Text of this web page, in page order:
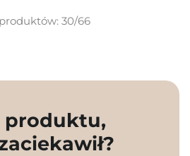
30/66
produktu,